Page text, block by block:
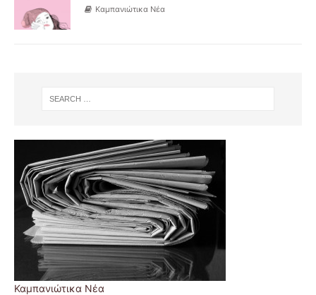
Καμπανιώτικα Νέα
Καμπανιώτικα Νέα